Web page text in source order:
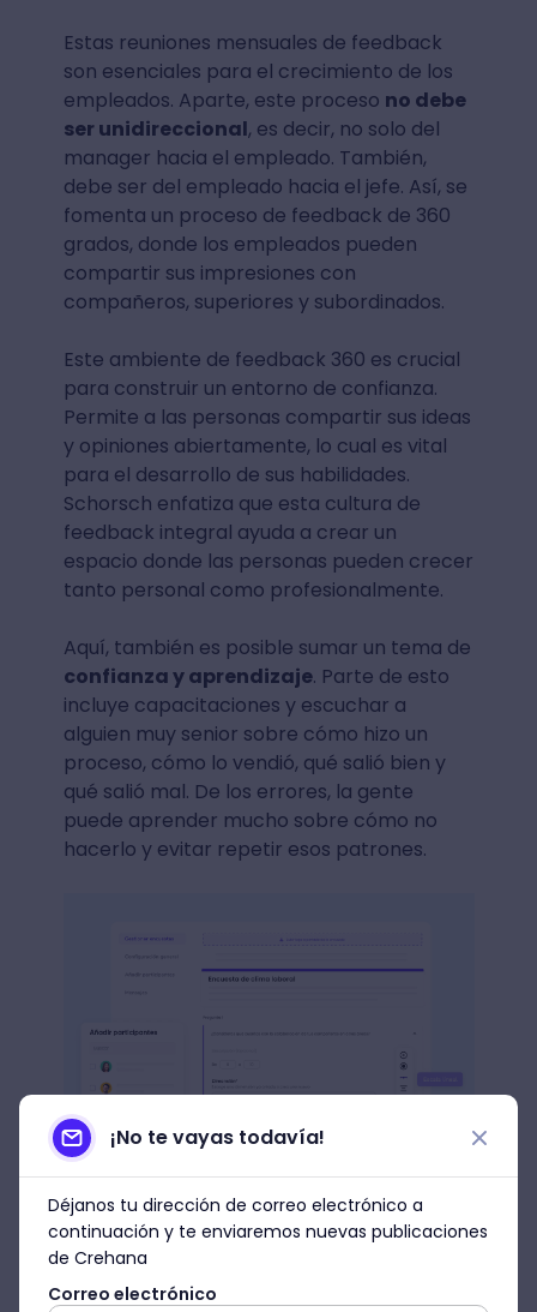
Estas reuniones mensuales de feedback
son esenciales para el crecimiento de los
empleados. Aparte, este proceso no debe
ser unidireccional, es decir, no solo del
manager hacia el empleado. También,
debe ser del empleado hacia el jefe. Así, se
fomenta un proceso de feedback de 360
grados, donde los empleados pueden
compartir sus impresiones con
compañeros, superiores y subordinados.
Este ambiente de feedback 360 es crucial
para construir un entorno de confianza.
Permite a las personas compartir sus ideas
y opiniones abiertamente, lo cual es vital
para el desarrollo de sus habilidades.
Schorsch enfatiza que esta cultura de
feedback integral ayuda a crear un
espacio donde las personas pueden crecer
tanto personal como profesionalmente.
Aquí, también es posible sumar un tema de
confianza y aprendizaje. Parte de esto
incluye capacitaciones y escuchar a
alguien muy senior sobre cómo hizo un
proceso, cómo lo vendió, qué salió bien y
qué salió mal. De los errores, la gente
puede aprender mucho sobre cómo no
hacerlo y evitar repetir esos patrones.
Plataforma de Clima Laboral de Crehana
¿Qué implementar para
¡No te vayas todavía!
Déjanos tu dirección de correo electrónico a
continuación y te enviaremos nuevas publicaciones
de Crehana
Correo electrónico